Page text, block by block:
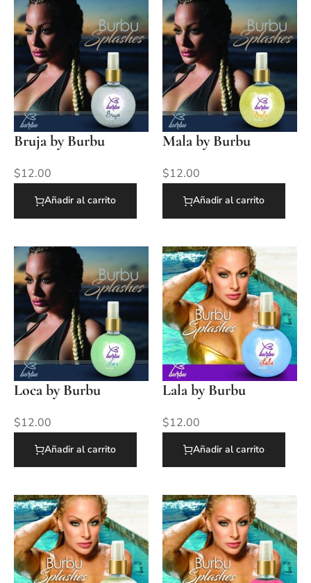
Bruja by Burbu
$12.00
Añadir al carrito
Mala by Burbu
$12.00
Añadir al carrito
Loca by Burbu
$12.00
Añadir al carrito
Lala by Burbu
$12.00
Añadir al carrito